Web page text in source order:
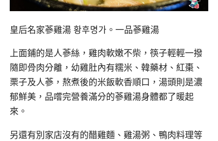
皇后名家蔘雞湯 황후명가。一品蔘雞湯
上面鋪的是人蔘絲，雞肉軟嫩不柴，筷子輕輕一撥
隨即骨肉分離，幼雞肚內有糯米、韓藥材、紅棗、
栗子及人蔘，熬煮後的米飯軟香順口，湯頭則是濃
郁鮮美，品嚐完營養滿分的蔘雞湯身體都了暖起
來。
另還有別家店沒有的醋雞麵、雞湯粥、鴨肉料理等